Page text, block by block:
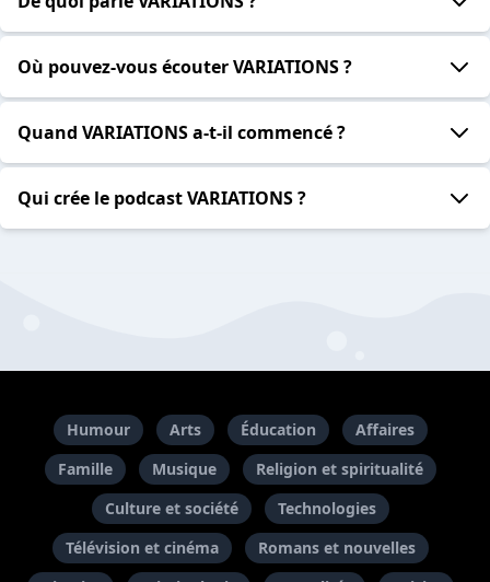
Où pouvez-vous écouter VARIATIONS ?
Quand VARIATIONS a-t-il commencé ?
Qui crée le podcast VARIATIONS ?
Humour Arts Éducation
Affaires
Famille
Musique
Religion et spiritualité
Culture et société
Technologies
Télévision et cinéma
Romans et nouvelles